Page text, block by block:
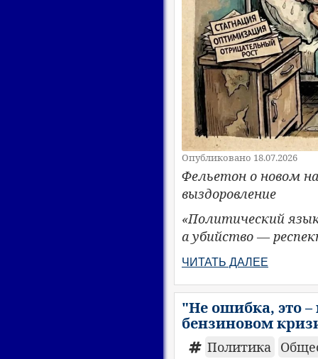
Опубликовано 18.07.2026
Фельетон о новом
выздоровление
«Политический
а убийство —
ЧИТАТЬ ДАЛЕЕ
"Не ошибка, это –
бензиновом
Политика